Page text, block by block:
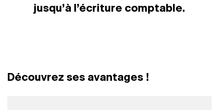
jusqu’à l’écriture comptable.
Découvrez ses avantages !